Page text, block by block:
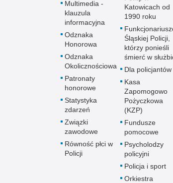
Multimedia -
klauzula
informacyjna
Odznaka
Honorowa
Odznaka
Okolicznościowa
Patronaty
honorowe
Statystyka
zdarzeń
Związki
zawodowe
Równość płci w
Policji
Katowicach od
1990 roku
Śląskiej Policji,
którzy ponieśli
śmierć w
Dla policjantów
Kasa
Zapomogowo
Pożyczkowa
(KZP)
Fundusze
pomocowe
Psycholodzy
policyjni
Policja i sport
Orkiestra